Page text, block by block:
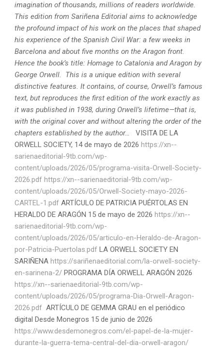
imagination of thousands, millions of readers worldwide.
This edition from Sariñena Editorial aims to acknowledge
the profound impact of his work on the places that shaped
his experience of the Spanish Civil War: a few weeks in
Barcelona and about five months on the Aragon front.
Hence the book’s title: Homage to Catalonia and Aragon by
George Orwell.
This is a unique edition with several
distinctive features. It contains, of course, Orwell’s famous
text, but reproduces the first edition of the work exactly as
it was published in 1938, during Orwell’s lifetime—that is,
with the original cover and without altering the order of the
chapters established by the author…
VISITA DE LA
ORWELL SOCIETY, 14 de mayo de 2026 https://xn--
sarienaeditorial-9tb.com/wp-
content/uploads/2026/05/programa-visita-Orwell-Society-
2026.pdf https://xn--sarienaeditorial-9tb.com/wp-
content/uploads/2026/05/Orwell-Society-mayo-2026-
CARTEL-1.pdf ARTÍCULO DE PATRICIA PUÉRTOLAS EN
HERALDO DE ARAGÓN 15 de mayo de 2026 https://xn--
sarienaeditorial-9tb.com/wp-
content/uploads/2026/05/articulo-en-Heraldo-de-Aragon-
por-Patricia-Puertolas.pdf LA ORWELL SOCIETY EN
SARIÑENA https://sariñenaeditorial.com/la-orwell-society-
en-sarinena-2/ PROGRAMA DÍA ORWELL ARAGÓN 2026
https://xn--sarienaeditorial-9tb.com/wp-
content/uploads/2026/05/programa-Dia-Orwell-Aragon-
2026.pdf ARTÍCULO DE GEMMA GRAU en el periódico
digital Desde Monegros 15 de junio de 2026
https://www.desdemonegros.com/el-papel-de-la-mujer-
durante-la-guerra-tema-central-del-dia-orwell-aragon/